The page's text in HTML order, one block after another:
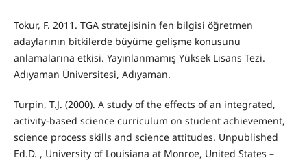
Tokur, F. 2011. TGA stratejisinin fen bilgisi öğretmen
adaylarının bitkilerde büyüme gelişme konusunu
anlamalarına etkisi. Yayınlanmamış Yüksek Lisans Tezi.
Adıyaman Üniversitesi, Adıyaman.
Turpin, T.J. (2000). A study of the effects of an integrated,
activity-based science curriculum on student achievement,
science process skills and science attitudes. Unpublished
Ed.D. , University of Louisiana at Monroe, United States –